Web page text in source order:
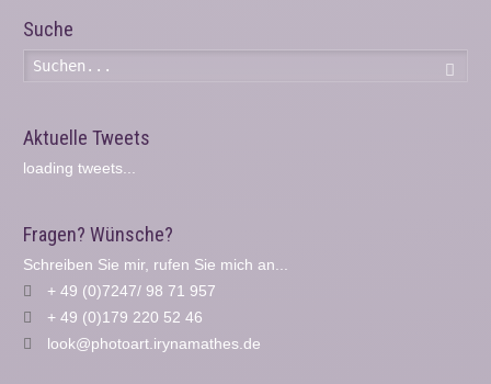
Suche
Aktuelle Tweets
loading tweets...
Fragen? Wünsche?
Schreiben Sie mir, rufen Sie mich an...
+ 49 (0)7247/ 98 71 957
+ 49 (0)179 220 52 46
look@photoart.irynamathes.de